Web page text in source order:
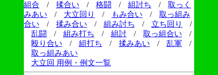
組合
/ 揉合い / 格闘 / 組討ち /
取っく
みあい
/ 大立回り / もみ合い /
取っ組み
合い
/ 揉み合い / 組み討ち / 立ち回り
/
乱闘
/ 組み打ち / 組討 / 取っ組合い
/
殴り合い
/ 組打ち / 揉みあい / 乱軍
/
取っ組みあい
大立回 用例・例文一覧